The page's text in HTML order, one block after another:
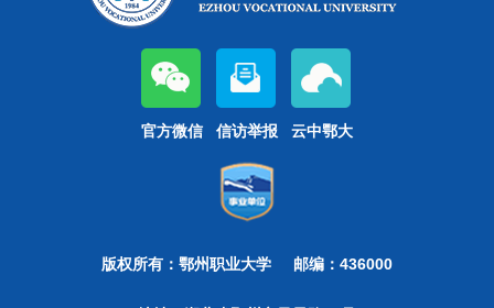
官方微信 信访举报 云中鄂大
版权所有：鄂州职业大学 邮编：436000